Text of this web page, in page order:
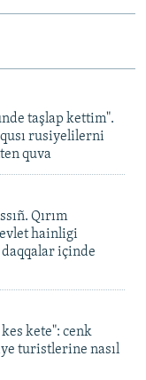
taşlap kettim".
rusiyelilerni
quva
Qırım
hainligi
daqqalar içinde
kete": cenk
turistlerine nasıl